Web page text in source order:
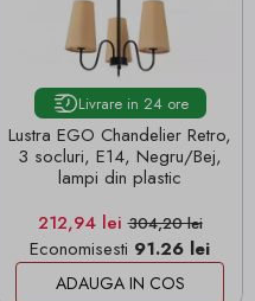
Livrare in 24 ore
Lustra EGO Chandelier Retro,
3 socluri, E14, Negru/Bej,
lampi din plastic
Pret
212,94 leiPret de baza
304,20 lei
Economisesti 91.26 lei
ADAUGA IN COS